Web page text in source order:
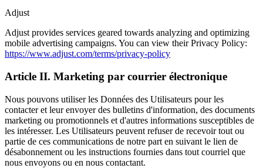
Adjust
Adjust provides services geared towards analyzing and optimizing
mobile advertising campaigns. You can view their Privacy Policy:
https://www.adjust.com/terms/privacy-policy
Article II. Marketing par courrier électronique
Nous pouvons utiliser les Données des Utilisateurs pour les
contacter et leur envoyer des bulletins d'information, des documents
marketing ou promotionnels et d'autres informations susceptibles de
les intéresser. Les Utilisateurs peuvent refuser de recevoir tout ou
partie de ces communications de notre part en suivant le lien de
désabonnement ou les instructions fournies dans tout courriel que
nous envoyons ou en nous contactant.